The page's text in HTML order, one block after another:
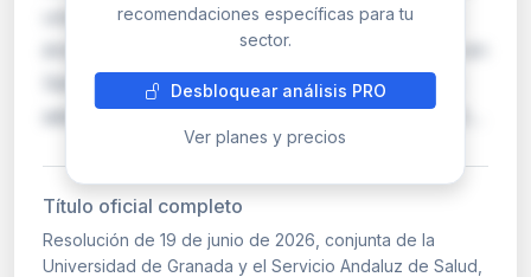
una plaza de Catedrático de Universidad en el
área de Dermatología. El nombramiento recae en
Salvador Antonio Arias Santiago, quien queda
adscrito al Departamento de Medicina de la UG…
recomendaciones específicas para tu
sector.
Desbloquear análisis PRO
Ver planes y precios
Título oficial completo
Resolución de 19 de junio de 2026, conjunta de la
Universidad de Granada y el Servicio Andaluz de Salud,